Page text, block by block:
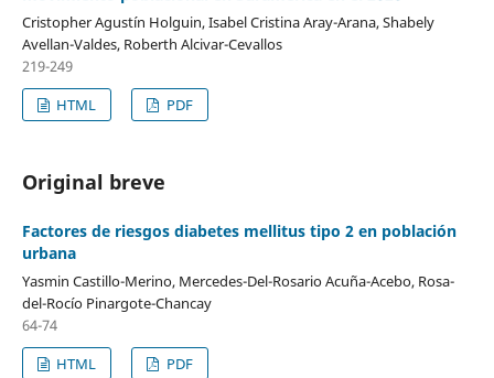
Cristopher Agustín Holguin, Isabel Cristina Aray-Arana, Shabely
Avellan-Valdes, Roberth Alcivar-Cevallos
219-249
HTML
PDF
Original breve
Factores de riesgos diabetes mellitus tipo 2 en población
urbana
Yasmin Castillo-Merino, Mercedes-Del-Rosario Acuña-Acebo, Rosa-
del-Rocío Pinargote-Chancay
64-74
HTML
PDF